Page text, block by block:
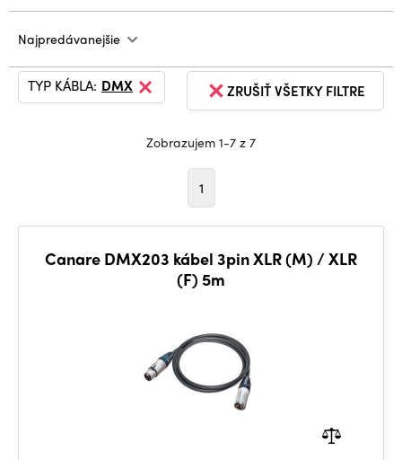
Najpredávanejšie
ZRUŠIŤ VŠETKY FILTRE
TYP KÁBLA: DMX
Zobrazujem 1-7 z 7
1
Canare DMX203 kábel 3pin XLR (M) / XLR
(F) 5m